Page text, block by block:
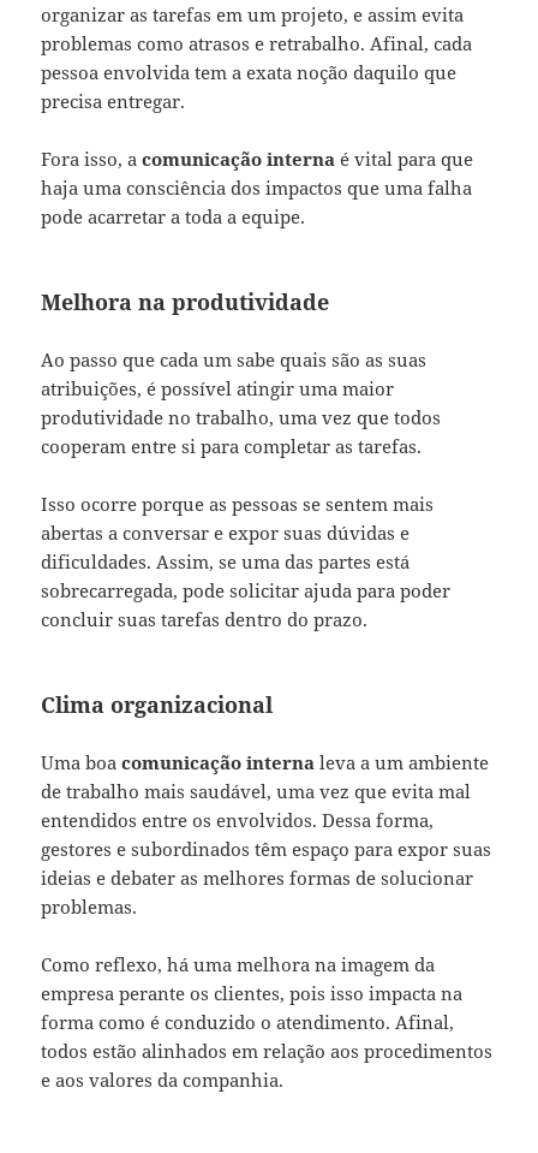
organizar as tarefas em um projeto, e assim evita
problemas como atrasos e retrabalho. Afinal, cada
pessoa envolvida tem a exata noção daquilo que
precisa entregar.
Fora isso, acomunicação interna é vital para que
haja uma consciência dos impactos que uma falha
pode acarretar a toda a equipe.
Melhora na produtividade
Ao passo que cada um sabe quais são as suas
atribuições, é possível atingir uma maior
produtividade no trabalho, uma vez que todos
cooperam entre si para completar as tarefas.
Isso ocorre porque as pessoas se sentem mais
abertas a conversar e expor suas dúvidas e
dificuldades. Assim, se uma das partes está
sobrecarregada, pode solicitar ajuda para poder
concluir suas tarefas dentro do prazo.
Clima organizacional
Uma boacomunicação interna leva a um ambiente
de trabalho mais saudável, uma vez que evita mal
entendidos entre os envolvidos. Dessa forma,
gestores e subordinados têm espaço para expor suas
ideias e debater as melhores formas de solucionar
problemas.
Como reflexo, há uma melhora na imagem da
empresa perante os clientes, pois isso impacta na
forma como é conduzido o atendimento. Afinal,
todos estão alinhados em relação aos procedimentos
e aos valores da companhia.